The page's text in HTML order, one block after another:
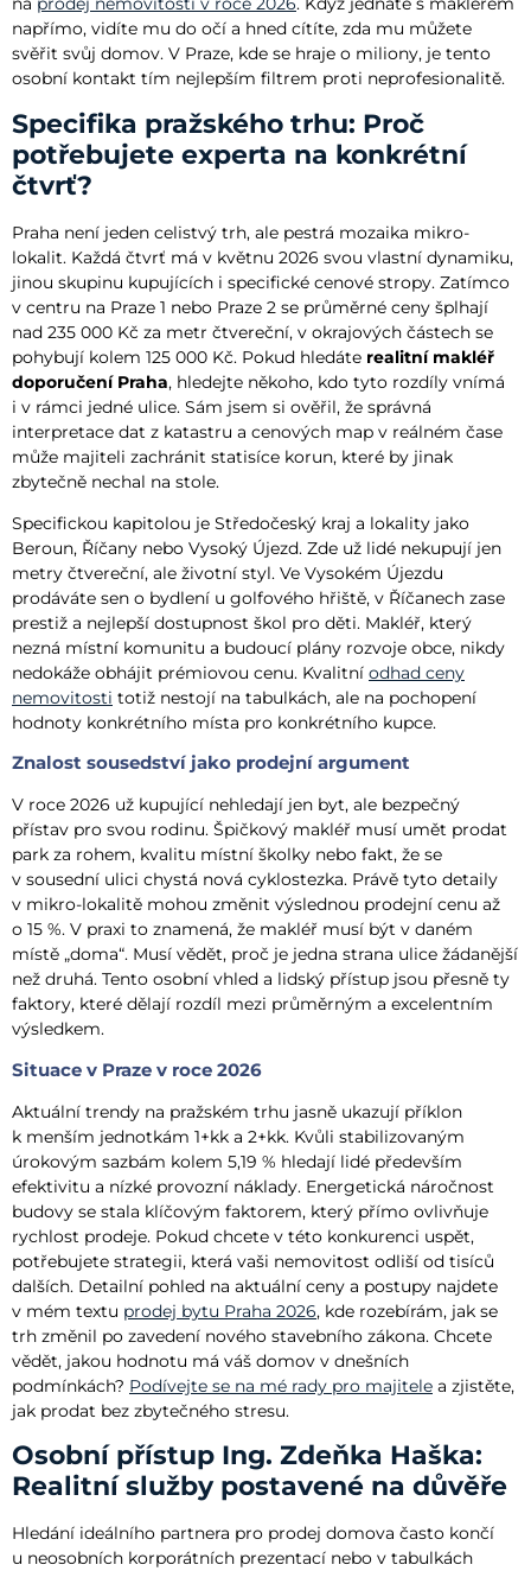
napřímo, vidíte mu do očí a hned cítíte, zda mu můžete
svěřit svůj domov. V Praze, kde se hraje o miliony, je tento
osobní kontakt tím nejlepším filtrem proti neprofesionalitě.
Specifika pražského trhu: Proč
potřebujete experta na konkrétní
čtvrť?
Praha není jeden celistvý trh, ale pestrá mozaika mikro-
lokalit. Každá čtvrť má v květnu 2026 svou vlastní dynamiku,
jinou skupinu kupujících i specifické cenové stropy. Zatímco
v centru na Praze 1 nebo Praze 2 se průměrné ceny šplhají
nad 235 000 Kč za metr čtvereční, v okrajových částech se
pohybují kolem 125 000 Kč. Pokud hledáte realitní makléř
doporučení Praha, hledejte někoho, kdo tyto rozdíly vnímá
i v rámci jedné ulice. Sám jsem si ověřil, že správná
interpretace dat z katastru a cenových map v reálném čase
může majiteli zachránit statisíce korun, které by jinak
zbytečně nechal na stole.
Specifickou kapitolou je Středočeský kraj a lokality jako
Beroun, Říčany nebo Vysoký Újezd. Zde už lidé nekupují jen
metry čtvereční, ale životní styl. Ve Vysokém Újezdu
prodáváte sen o bydlení u golfového hřiště, v Říčanech zase
prestiž a nejlepší dostupnost škol pro děti. Makléř, který
nezná místní komunitu a budoucí plány rozvoje obce, nikdy
nedokáže obhájit prémiovou cenu. Kvalitní odhad ceny
nemovitosti totiž nestojí na tabulkách, ale na pochopení
hodnoty konkrétního místa pro konkrétního kupce.
Znalost sousedství jako prodejní argument
V roce 2026 už kupující nehledají jen byt, ale bezpečný
přístav pro svou rodinu. Špičkový makléř musí umět prodat
park za rohem, kvalitu místní školky nebo fakt, že se
v sousední ulici chystá nová cyklostezka. Právě tyto detaily
v mikro-lokalitě mohou změnit výslednou prodejní cenu až
o 15 %. V praxi to znamená, že makléř musí být v daném
místě „doma“. Musí vědět, proč je jedna strana ulice žádanější
než druhá. Tento osobní vhled a lidský přístup jsou přesně ty
faktory, které dělají rozdíl mezi průměrným a excelentním
výsledkem.
Situace v Praze v roce 2026
Aktuální trendy na pražském trhu jasně ukazují příklon
k menším jednotkám 1+kk a 2+kk. Kvůli stabilizovaným
úrokovým sazbám kolem 5,19 % hledají lidé především
efektivitu a nízké provozní náklady. Energetická náročnost
budovy se stala klíčovým faktorem, který přímo ovlivňuje
rychlost prodeje. Pokud chcete v této konkurenci uspět,
potřebujete strategii, která vaši nemovitost odliší od tisíců
dalších. Detailní pohled na aktuální ceny a postupy najdete
v mém textu prodej bytu Praha 2026, kde rozebírám, jak se
trh změnil po zavedení nového stavebního zákona. Chcete
vědět, jakou hodnotu má váš domov v dnešních
podmínkách? Podívejte se na mé rady pro majitele a zjistěte,
jak prodat bez zbytečného stresu.
Osobní přístup Ing. Zdeňka Haška:
Realitní služby postavené na důvěře
Hledání ideálního partnera pro prodej domova často končí
u neosobních korporátních prezentací nebo v tabulkách